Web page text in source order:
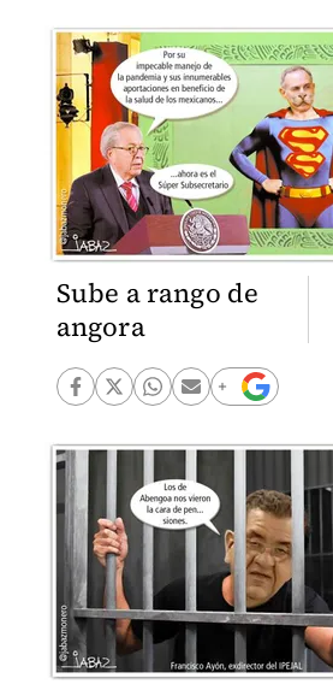
Sube a rango de
angora